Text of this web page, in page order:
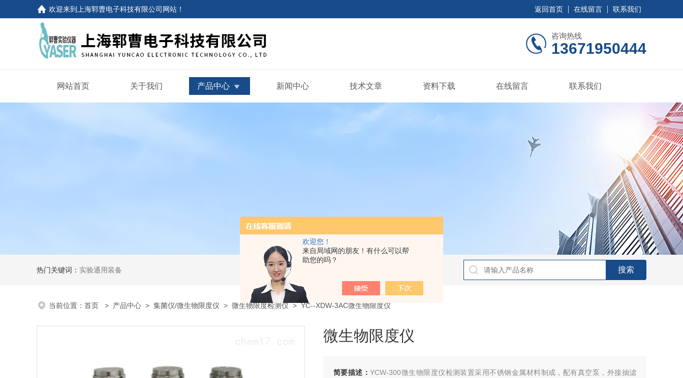
欢迎您！
来自局域网的朋友！有什么可以帮
助您的吗？
欢迎来到 上海郓曹电子科技有限公司网站 ！ 返回首页 在线留言 联系我们
咨询热线
13671950444
网站首页 关于我们 产品中心 新闻中心 技术文章 资料下载 在线留言 联系我们
热门关键词： 实验通用装备
当前位置： 首页 > 产品中心 > 集菌仪/微生物限度仪 > 微生物限度检测仪> YC--XDW-3AC微生物限度仪
微生物限度仪
简要描述：YCW-300微生物限度仪检测装置采用不锈钢金属材料制成，配有真空泵，外接抽滤